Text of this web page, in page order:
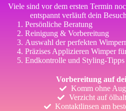
Viele sind vor dem ersten Termin
entspannt verläuft dein
Persönliche Beratung
Reinigung & Vorbereitung
Auswahl der perfekten
Präzises Applizieren Wimper
Endkontrolle und Styling-Tipps
Vorbereitung auf
Komm ohne
Verzicht auf
Kontaktlinsen am